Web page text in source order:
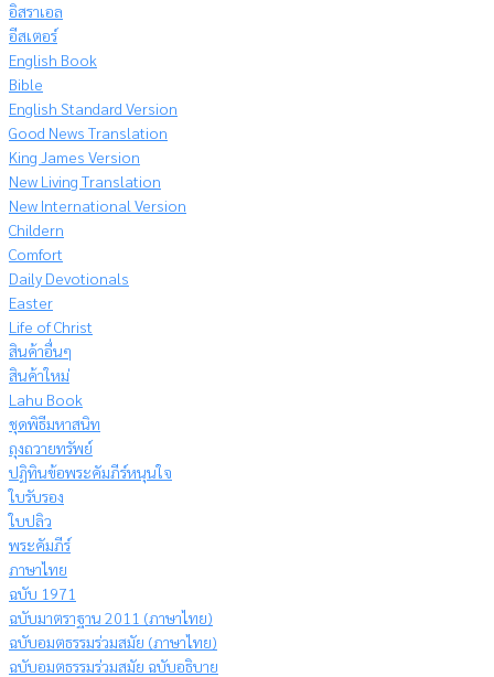
อิสราเอล
อีสเตอร์
English Book
Bible
English Standard Version
Good News Translation
King James Version
New Living Translation
New International Version
Childern
Comfort
Daily Devotionals
Easter
Life of Christ
สินค้าอื่นๆ
สินค้าใหม่
Lahu Book
ชุดพิธีมหาสนิท
ถุงถวายทรัพย์
ปฏิทินข้อพระคัมภีร์หนุนใจ
ใบรับรอง
ใบปลิว
พระคัมภีร์
ภาษาไทย
ฉบับ 1971
ฉบับมาตราฐาน 2011 (ภาษาไทย)
ฉบับอมตธรรมร่วมสมัย (ภาษาไทย)
ฉบับอมตธรรมร่วมสมัย ฉบับอธิบาย